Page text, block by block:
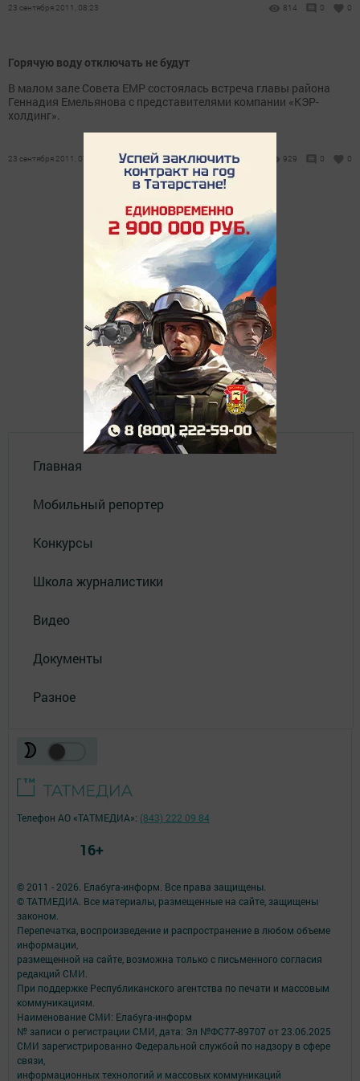
23 сентября 2011, 08:23 814 0 0
Горячую воду отключать не будут
В малом зале Совета ЕМР состоялась встреча главы района
Геннадия Емельянова с представителями компании «КЭР-
холдинг».
23 сентября 2011, 07:44 929 0 0
Главная
Мобильный репортер
Конкурсы
Школа журналистики
Видео
Документы
Разное
© 2011 - 2026. Елабуга-информ. Все права защищены.
© ТАТМЕДИА. Все материалы, размещенные на сайте, защищены
законом.
Перепечатка, воспроизведение и распространение в любом объеме
информации,
размещенной на сайте, возможна только с письменного согласия
редакций СМИ.
При поддержке Республиканского агентства по печати и массовым
коммуникациям.
Наименование СМИ: Елабуга-информ
№ записи о регистрации СМИ, дата: Эл №ФС77-89707 от 23.06.2025
СМИ зарегистрированно Федеральной службой по надзору в сфере
связи,
информационных технологий и массовых коммуникаций
Телефон АО «ТАТМЕДИА»: (843) 222 09 84
16+